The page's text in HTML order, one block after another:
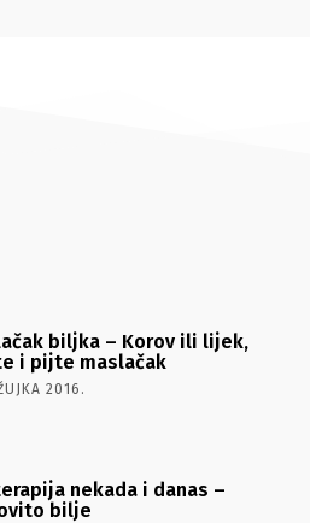
biljka – Korov ili lijek,
i pijte maslačak
2016.
nekada i danas –
bilje